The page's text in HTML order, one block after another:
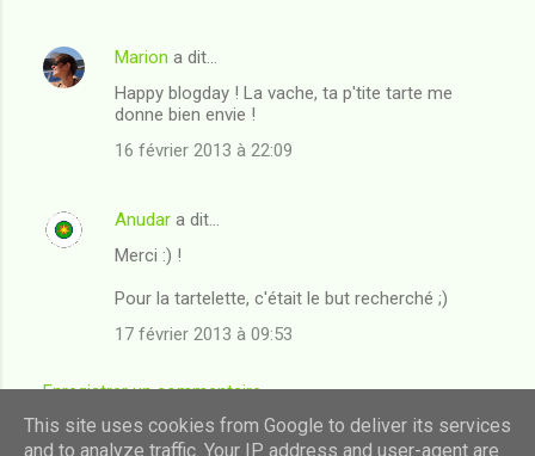
Marion a dit…
Happy blogday ! La vache, ta p'tite tarte me
donne bien envie !
16 février 2013 à 22:09
Anudar a dit…
Merci :) !
Pour la tartelette, c'était le but recherché ;)
17 février 2013 à 09:53
Enregistrer un commentaire
This site uses cookies from Google to deliver its services
and to analyze traffic. Your IP address and user-agent are